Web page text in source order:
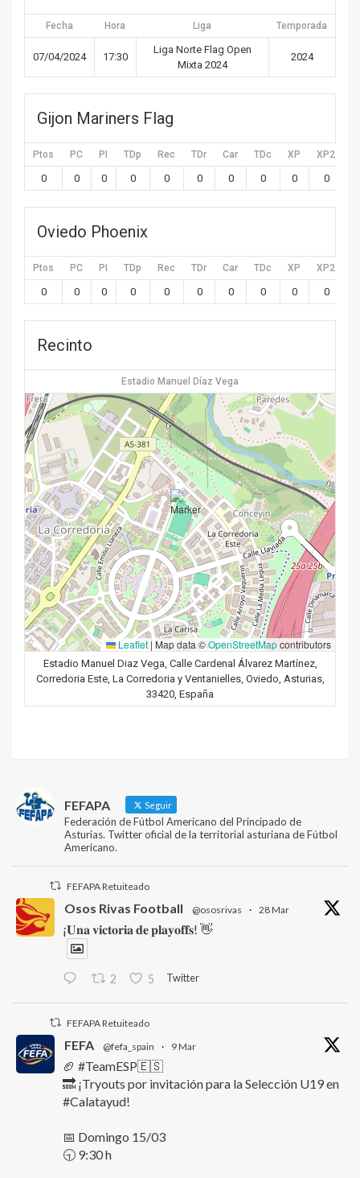
Fecha Hora Liga Temporada
07/04/2024 17:30
Liga Norte Flag Open
Mixta 2024
2024
Gijon Mariners Flag
Ptos PC PI TDp Rec TDr Car TDc XP XP2
0 0 0 0 0 0 0 0 0 0
Oviedo Phoenix
Ptos PC PI TDp Rec TDr Car TDc XP XP2
0 0 0 0 0 0 0 0 0 0
Recinto
Estadio Manuel Díaz Vega
Leaflet | Map data ©OpenStreetMapcontributors
Estadio Manuel Diaz Vega, Calle Cardenal Álvarez Martínez,
Corredoria Este, La Corredoria y Ventanielles, Oviedo, Asturias,
33420, España
FEFAPA Seguir
Federación de Fútbol Americano del Principado de
Asturias. Twitter oficial de la territorial asturiana de Fútbol
Americano.
FEFAPA Retuiteado
Osos Rivas Football @ososrivas · 28 Mar
¡𝐔𝐧𝐚 𝐯𝐢𝐜𝐭𝐨𝐫𝐢𝐚 𝐝𝐞 𝐩𝐥𝐚𝐲𝐨𝐟𝐟𝐬! 👋
2 5 Twitter
FEFAPA Retuiteado
FEFA @fefa_spain · 9 Mar
🏈 #TeamESP🇪🇸
🔜 ¡Tryouts por invitación para la Selección U19 en
#Calatayud!
📅 Domingo 15/03
🕤 9:30 h